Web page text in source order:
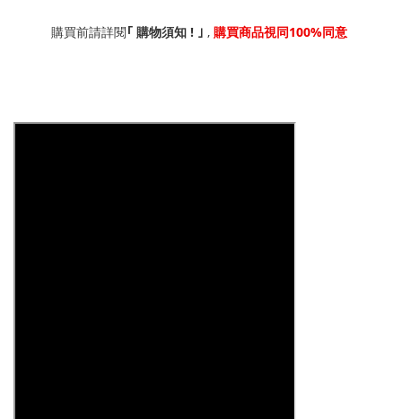
購買前請詳閱 ｢ 購物須知 ! ｣ , 購買商品視同 100% 同意